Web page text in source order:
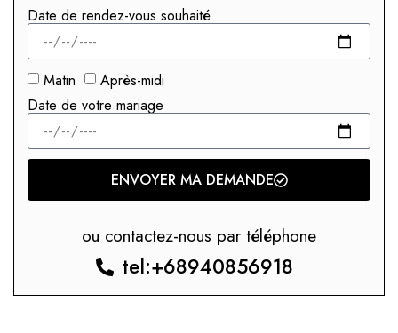
Date de rendez-vous souhaité
Matin
Après-midi
Date de votre mariage
ENVOYER MA DEMANDE
ou contactez-nous par téléphone
tel:+68940856918